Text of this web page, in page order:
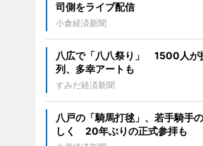
司側をライブ配信
小倉経済新聞
八広で「八八祭り」 1500人が
列、多幸アートも
すみだ経済新聞
八戸の「騎馬打毬」、若手騎手
しく 20年ぶりの正式参拝も